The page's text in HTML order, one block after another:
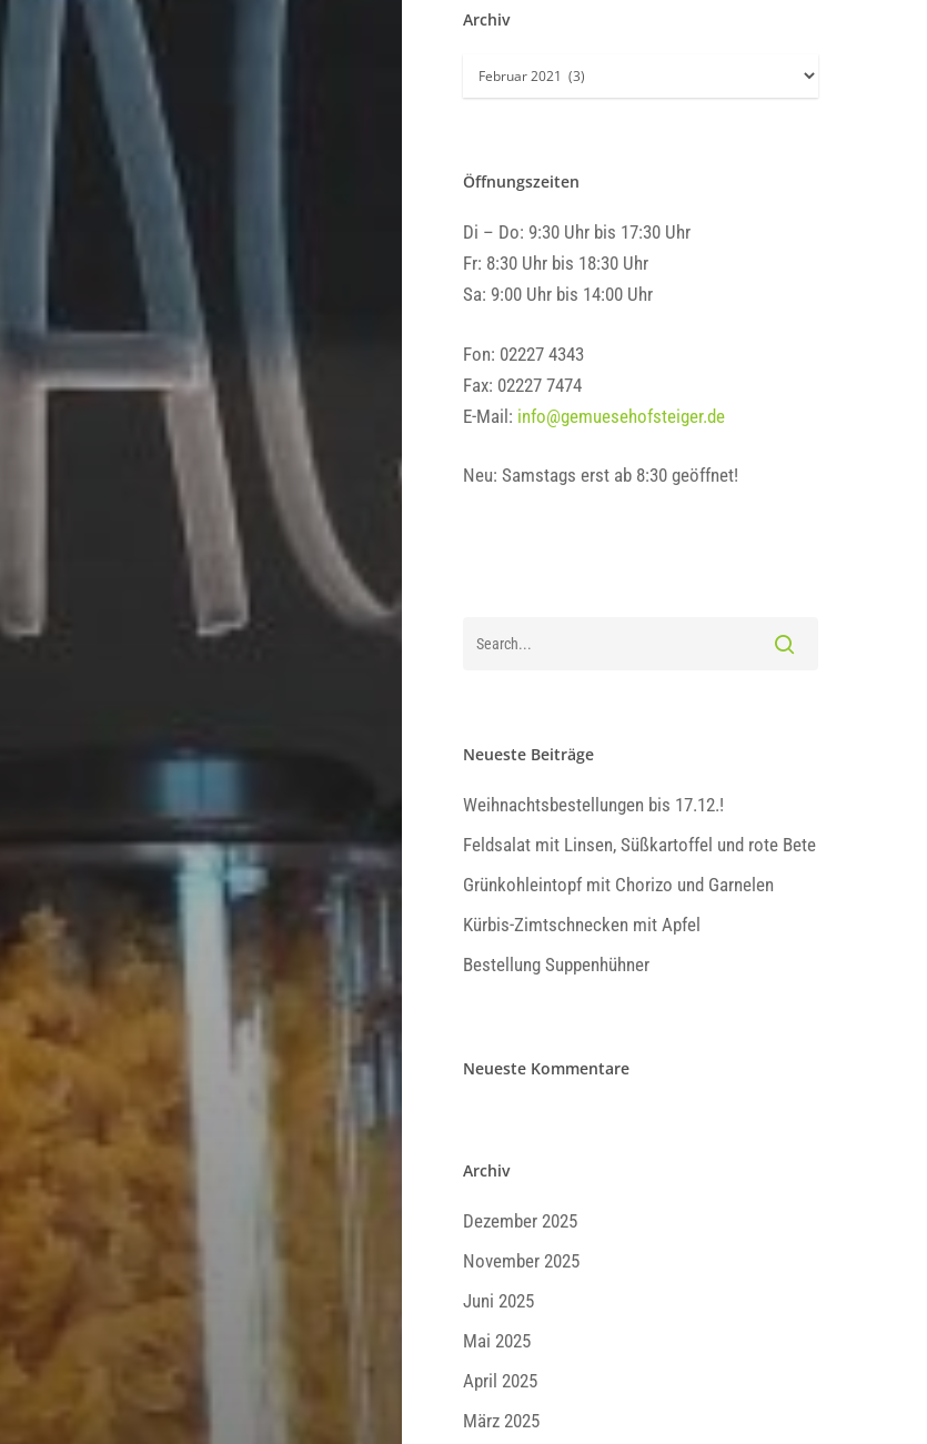
Archiv
Archiv
Öffnungszeiten
Di – Do: 9:30 Uhr bis 17:30 Uhr
Fr: 8:30 Uhr bis 18:30 Uhr
Sa: 9:00 Uhr bis 14:00 Uhr
Fon: 02227 4343
Fax: 02227 7474
E-Mail: info@gemuesehofsteiger.de
Neu: Samstags erst ab 8:30 geöffnet!
Neueste Beiträge
Weihnachtsbestellungen bis 17.12.!
Feldsalat mit Linsen, Süßkartoffel und rote Bete
Grünkohleintopf mit Chorizo und Garnelen
Kürbis-Zimtschnecken mit Apfel
Bestellung Suppenhühner
Neueste Kommentare
Archiv
Dezember 2025
November 2025
Juni 2025
Mai 2025
April 2025
März 2025